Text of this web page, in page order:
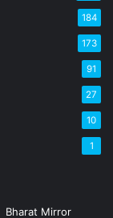
184
173
91
27
10
1
Bharat Mirror